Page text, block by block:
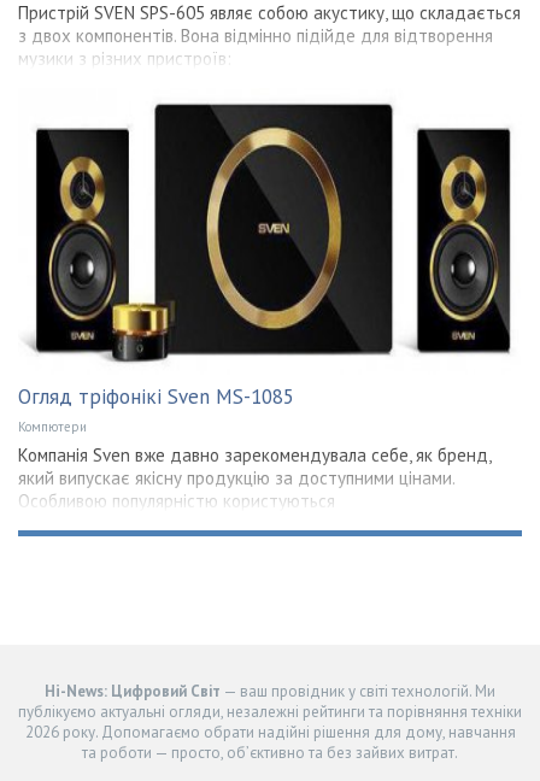
Пристрій SVEN SPS-605 являє собою акустику, що складається
з двох компонентів. Вона відмінно підійде для відтворення
музики з різних пристроїв:
Огляд тріфонікі Sven MS-1085
Компютери
Компанія Sven вже давно зарекомендувала себе, як бренд,
який випускає якісну продукцію за доступними цінами.
Особливою популярністю користуються
Hi-News: Цифровий Світ — ваш провідник у світі технологій. Ми
публікуємо актуальні огляди, незалежні рейтинги та порівняння техніки
2026 року. Допомагаємо обрати надійні рішення для дому, навчання
та роботи — просто, об’єктивно та без зайвих витрат.